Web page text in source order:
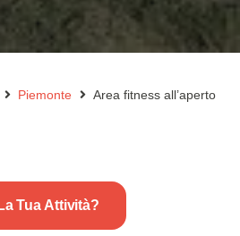
Piemonte Area fitness all’aperto
Tua Attività?